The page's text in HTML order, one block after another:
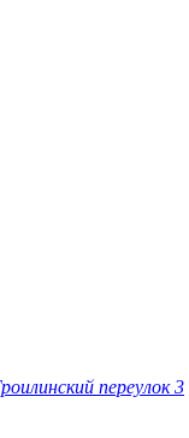
переулок 3